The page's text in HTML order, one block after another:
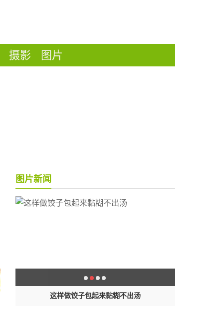
摄影 图片
图片新闻
5万余份食品等样品病毒监测结果，均为